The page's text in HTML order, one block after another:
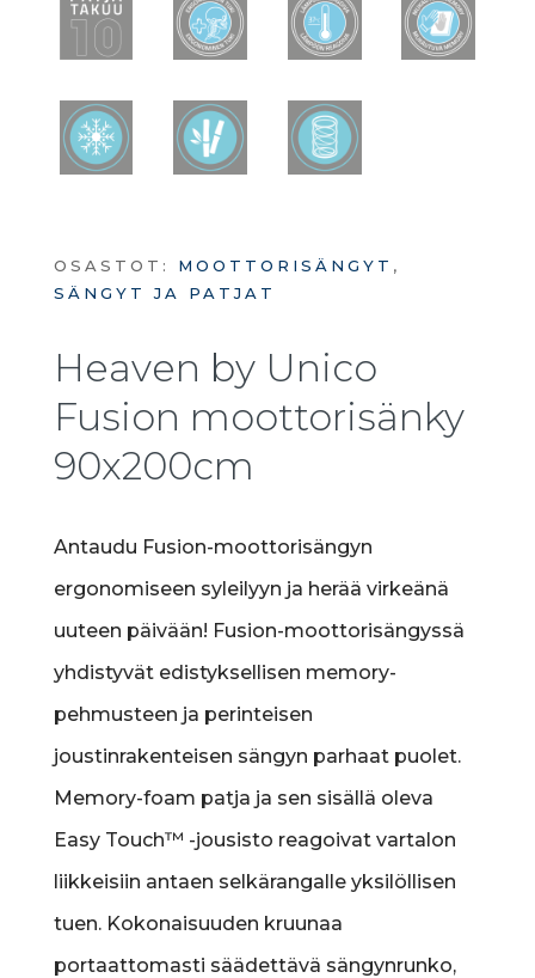
OSASTOT: MOOTTORISÄNGYT ,
SÄNGYT JA PATJAT
Heaven by Unico
Fusion moottorisänky
90x200cm
Antaudu Fusion-moottorisängyn
ergonomiseen syleilyyn ja herää virkeänä
uuteen päivään! Fusion-moottorisängyssä
yhdistyvät edistyksellisen memory-
pehmusteen ja perinteisen
joustinrakenteisen sängyn parhaat puolet.
Memory-foam patja ja sen sisällä oleva
Easy Touch™ -jousisto reagoivat vartalon
liikkeisiin antaen selkärangalle yksilöllisen
tuen. Kokonaisuuden kruunaa
portaattomasti säädettävä sängynrunko,